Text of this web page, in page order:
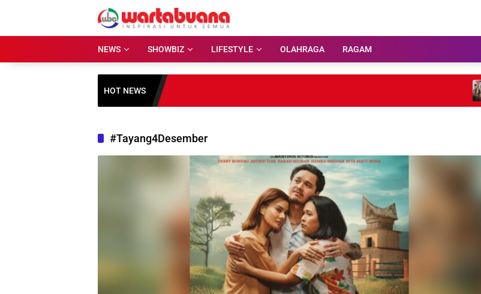
NEWS
SHOWBIZ LIFESTYLE OLAHRAGA RAGAM
HOT NEWS
#Tayang4Desember